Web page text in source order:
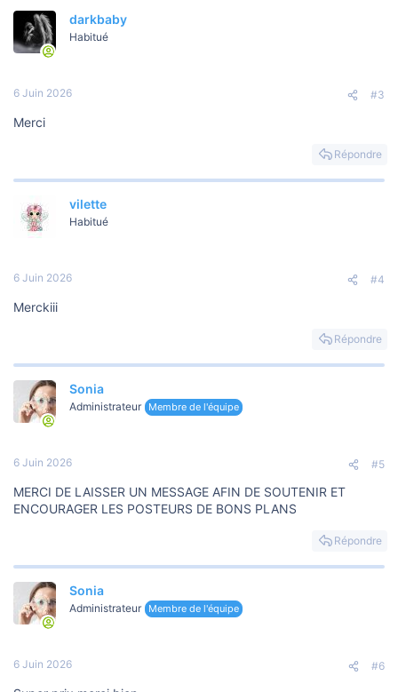
darkbaby
Habitué
6 Juin 2026 #3
Merci
Répondre
vilette
Habitué
6 Juin 2026 #4
Merckiii
Répondre
Sonia
Administrateur Membre de l'équipe
6 Juin 2026 #5
MERCI DE LAISSER UN MESSAGE AFIN DE SOUTENIR ET
ENCOURAGER LES POSTEURS DE BONS PLANS
Répondre
Sonia
Administrateur Membre de l'équipe
6 Juin 2026 #6